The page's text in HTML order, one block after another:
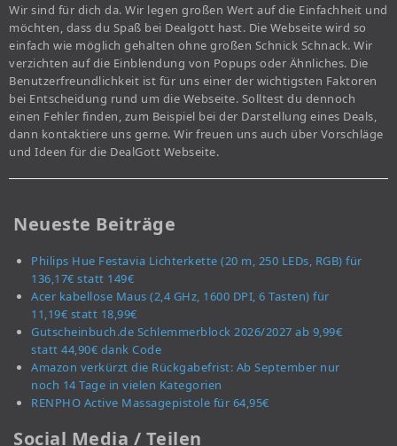
Wir sind für dich da. Wir legen großen Wert auf die Einfachheit und
möchten, dass du Spaß bei Dealgott hast. Die Webseite wird so
einfach wie möglich gehalten ohne großen Schnick Schnack. Wir
verzichten auf die Einblendung von Popups oder Ähnliches. Die
Benutzerfreundlichkeit ist für uns einer der wichtigsten Faktoren
bei Entscheidung rund um die Webseite. Solltest du dennoch
einen Fehler finden, zum Beispiel bei der Darstellung eines Deals,
dann kontaktiere uns gerne. Wir freuen uns auch über Vorschläge
und Ideen für die DealGott Webseite.
Neueste Beiträge
Philips Hue Festavia Lichterkette (20 m, 250 LEDs, RGB) für
136,17€ statt 149€
Acer kabellose Maus (2,4 GHz, 1600 DPI, 6 Tasten) für
11,19€ statt 18,99€
Gutscheinbuch.de Schlemmerblock 2026/2027 ab 9,99€
statt 44,90€ dank Code
Amazon verkürzt die Rückgabefrist: Ab September nur
noch 14 Tage in vielen Kategorien
RENPHO Active Massagepistole für 64,95€
Social Media / Teilen